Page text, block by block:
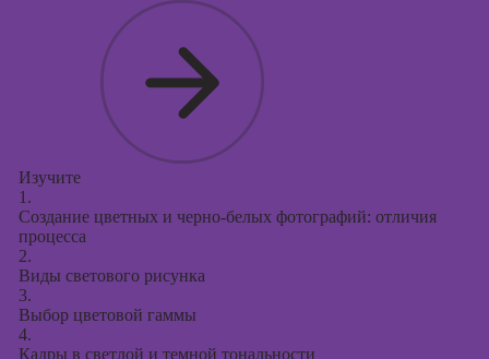
Изучите
1.
Создание цветных и черно-белых фотографий: отличия
процесса
2.
Виды светового рисунка
3.
Выбор цветовой гаммы
4.
Кадры в светлой и темной тональности